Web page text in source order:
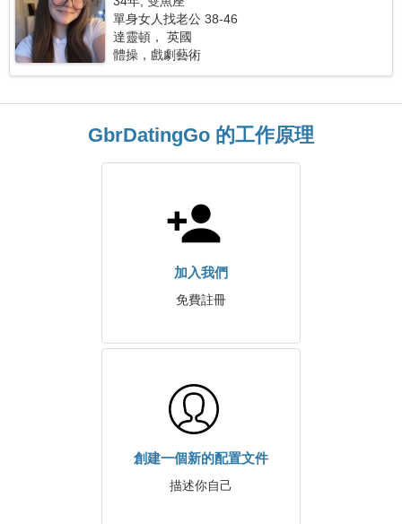
單身女人找老公 38-46
達靈頓， 英國
體操，戲劇藝術
GbrDatingGo 的工作原理
加入我們
免費註冊
創建一個新的配置文件
描述你自己